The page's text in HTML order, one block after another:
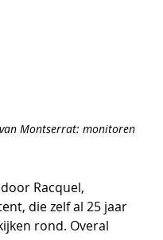
Montserrat: monitoren
Racquel,
die zelf al 25 jaar
rond. Overal